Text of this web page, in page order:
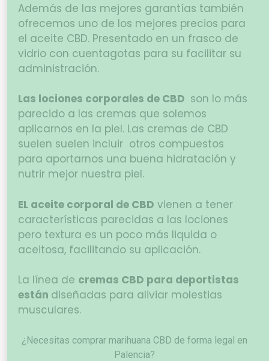
Además de las mejores garantías también
ofrecemos uno de los mejores precios para
el aceite CBD. Presentado en un frasco de
vidrio con cuentagotas para su facilitar su
administración.
Las lociones corporales de CBD son lo más
parecido a las cremas que solemos
aplicarnos en la piel. Las cremas de CBD
suelen suelen incluir otros compuestos
para aportarnos una buena hidratación y
nutrir mejor nuestra piel.
EL aceite corporal de CBD vienen a tener
características parecidas a las lociones
pero textura es un poco más liquida o
aceitosa, facilitando su aplicación.
La línea de cremas CBD para deportistas
están diseñadas para aliviar molestias
musculares.
¿Necesitas comprar marihuana CBD de forma legal en
Palencia?